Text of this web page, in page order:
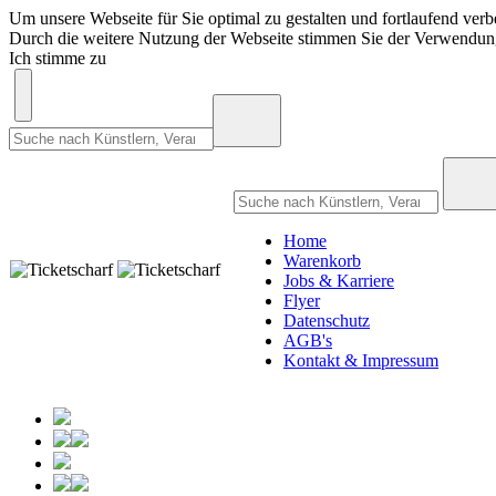
Um unsere Webseite für Sie optimal zu gestalten und fortlaufend
Durch die weitere Nutzung der Webseite stimmen Sie der
Ich stimme zu
Home
Warenkorb
Jobs & Karriere
Flyer
Datenschutz
AGB's
Kontakt & Impressum